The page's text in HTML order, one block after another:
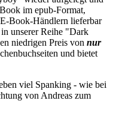
im epub-Format,
Book-Händlern lieferbar
unserer Reihe "Dark
niedrigen Preis von nur
und bietet
viel Spanking - wie bei
von Andreas zum